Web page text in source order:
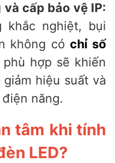
cấp bảo vệ IP:
khắc nghiệt, bụi
không cóchỉ số
hợp sẽ khiến
hiệu suất và
năng.
tâm khi tính
LED?